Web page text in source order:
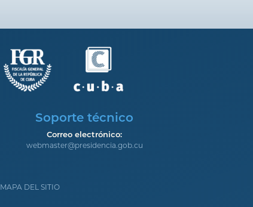
Soporte técnico
Correo electrónico:
webmaster@presidencia.gob.cu
MAPA DEL SITIO